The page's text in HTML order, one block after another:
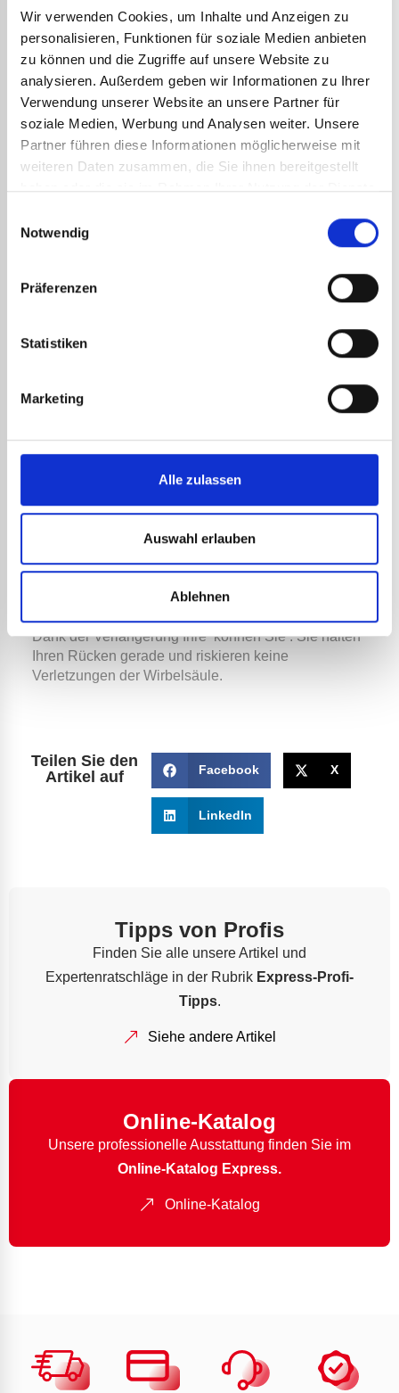
Wir verwenden Cookies, um Inhalte und Anzeigen zu
personalisieren, Funktionen für soziale Medien anbieten
zu können und die Zugriffe auf unsere Website zu
analysieren. Außerdem geben wir Informationen zu Ihrer
Verwendung unserer Website an unsere Partner für
soziale Medien, Werbung und Analysen weiter. Unsere
Partner führen diese Informationen möglicherweise mit
weiteren Daten zusammen, die Sie ihnen bereitgestellt
haben oder die sie im Rahmen Ihrer Nutzung der Dienste
Notwendig
Präferenzen
Statistiken
Marketing
Alle zulassen
Auswahl erlauben
Ablehnen
Verlängerung de zur
Vorbeugung von
Rückenschmerzen
DVerlängerung Ref. 4726 d’Express ist sowohl für
Abdichtungsarbeiten als auch für die
Unkrautbekämpfung geeignet. Die Verlängerung ist
kompatibel mit dem Express 35SL200 ‚Stainless
Jardi’Flam
rostfreiem Stahl, was ihre Haltbarkeit garantiert. ist
Wie alle Express-Zubehörteile benötigen Sie für die
Werkzeug. Sie lässt sich mit einem Handgriff an Ihre
Die richtige Körperhaltung
einnehmen
und Unkrautbekämpfung sind zeitaufwendig.
Muskel- und Skeletterkrankungen entstehen durch
Dank der Verlängerung Ihre können Sie . Sie halten
Ihren Rücken gerade und riskieren keine
Verletzungen der Wirbelsäule.
Teilen Sie den
Artikel auf
Facebook X
LinkedIn
Tipps von Profis
Finden Sie alle unsere Artikel und
Expertenratschläge in der Rubrik Express-Profi-
Tipps.
Siehe andere Artikel
Online-Katalog
Unsere professionelle Ausstattung finden Sie im
Online-Katalog Express.
Online-Katalog